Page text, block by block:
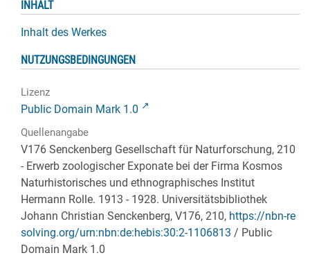
INHALT
Inhalt des Werkes
NUTZUNGSBEDINGUNGEN
Lizenz
Public Domain Mark 1.0
Quellenangabe
V176 Senckenberg Gesellschaft für Naturforschung, 210
- Erwerb zoologischer Exponate bei der Firma Kosmos
Naturhistorisches und ethnographisches Institut
Hermann Rolle. 1913 - 1928. Universitätsbibliothek
Johann Christian Senckenberg, V176, 210, https://nbn-re
solving.org/urn:nbn:de:hebis:30:2-1106813 / Public
Domain Mark 1.0